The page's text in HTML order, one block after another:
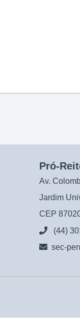
Pró-
Av.
Jardim
CEP
(44)
sec-